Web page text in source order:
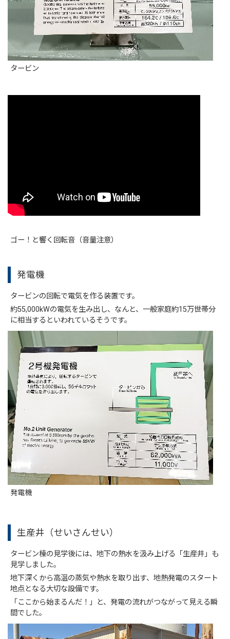
タービン
ゴー！と響く回転音（音量注意）
発電機
タービンの回転で電気を作る装置です。
約55,000kWの電気を生み出し、なんと、一般家庭約15万世帯分
に相当するといわれているそうです。
発電機
生産井（せいさんせい）
タービン棟の見学後には、地下の熱水を汲み上げる「生産井」も
見学しました。
地下深くから高温の蒸気や熱水を取り出す、地熱発電のスタート
地点となる大切な設備です。
「ここから始まるんだ！」と、発電の流れがつながって見える瞬
間でした。